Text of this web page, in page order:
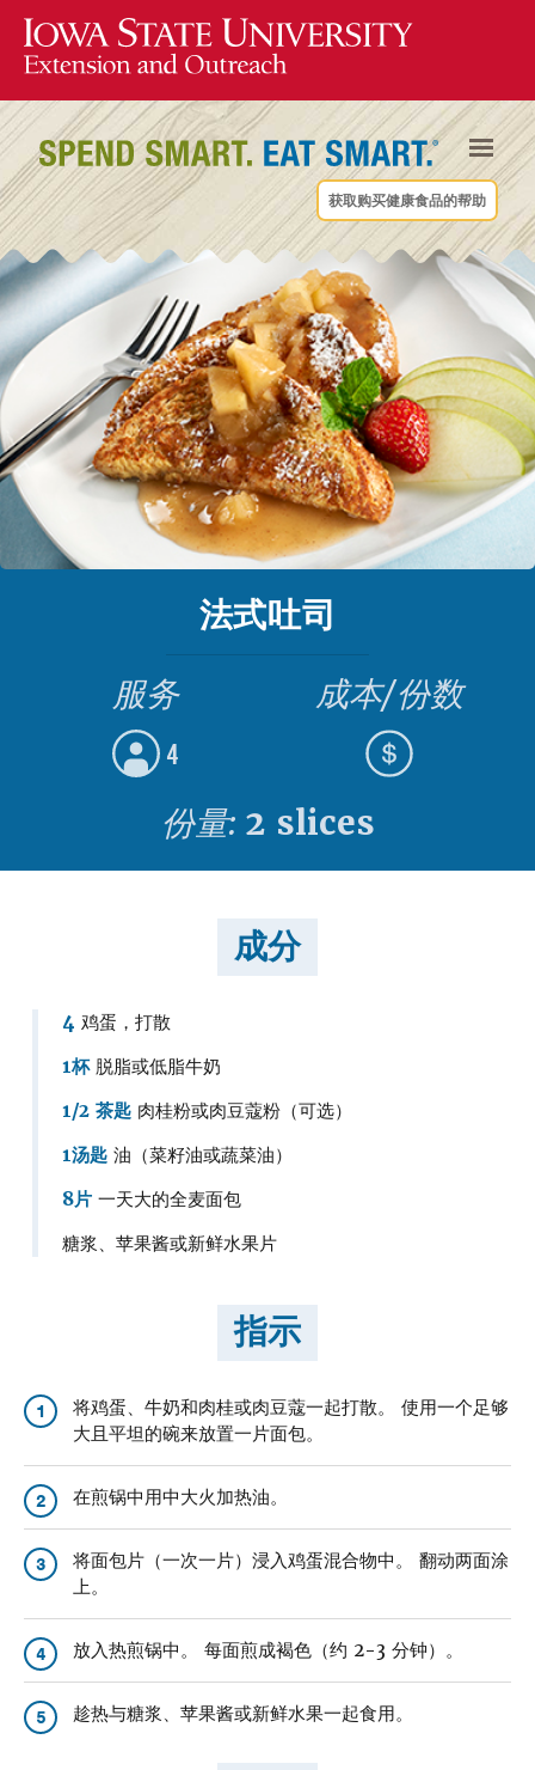
获取购买健康食品的帮助
法式吐司
服务
4
成本/份数
份量: 2 slices
成分
4 鸡蛋，打散
1杯脱脂或低脂牛奶
1/2 茶匙 肉桂粉或肉豆蔻粉（可选）
1汤匙 油（菜籽油或蔬菜油）
8片 一天大的全麦面包
糖浆、苹果酱或新鲜水果片
指示
1
将鸡蛋、牛奶和肉桂或肉豆蔻一起打散。 使用一个足够
大且平坦的碗来放置一片面包。
2 在煎锅中用中大火加热油。
3
将面包片（一次一片）浸入鸡蛋混合物中。 翻动两面涂
上。
4 放入热煎锅中。 每面煎成褐色（约 2-3 分钟）。
5 趁热与糖浆、苹果酱或新鲜水果一起食用。